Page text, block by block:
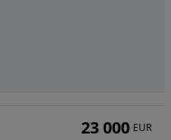
23 000 EUR